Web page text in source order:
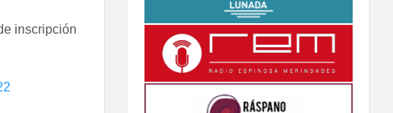
inscripción